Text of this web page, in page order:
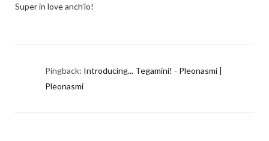
Super in love anch’io!
Pingback: Introducing... Tegamini! - Pleonasmi |
Pleonasmi